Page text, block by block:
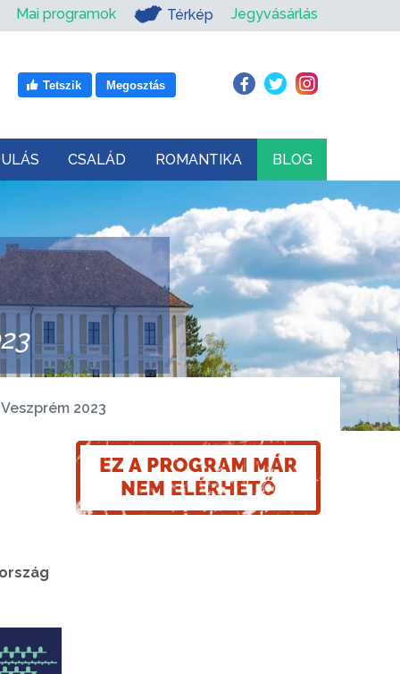
Mai programok Térkép Jegyvásárlás
Tetszik Megosztás
CSALÁD ROMANTIKA BLOG
2023